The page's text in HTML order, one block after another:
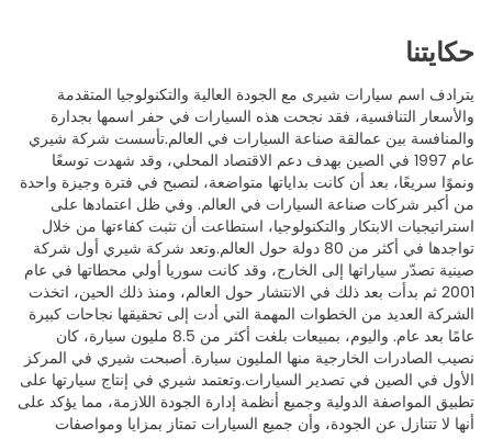
حكايتنا
يترادف اسم سيارات شيرى مع الجودة العالية والتكنولوجيا المتقدمة
والأسعار التنافسية، فقد نجحت هذه السيارات في حفر اسمها بجدارة
والمنافسة بين عمالقة صناعة السيارات في العالم.تأسست شركة شيري
عام 1997 في الصين بهدف دعم الاقتصاد المحلي، وقد شهدت توسعًا
ونموًا سريعًا، بعد أن كانت بداياتها متواضعة، لتصبح في فترة وجيزة واحدة
من أكبر شركات صناعة السيارات في العالم. وفي ظل اعتمادها على
استراتيجيات الابتكار والتكنولوجيا، استطاعت أن تثبت كفاءتها من خلال
تواجدها في أكثر من 80 دولة حول العالم.وتعد شركة شيري أول شركة
صينية تصدّر سياراتها إلى الخارج، وقد كانت سوريا أولي محطاتها في عام
2001 ثم بدأت بعد ذلك في الانتشار حول العالم، ومنذ ذلك الحين، اتخذت
الشركة العديد من الخطوات المهمة التي أدت إلى تحقيقها نجاحات كبيرة
عامًا بعد عام. واليوم، بمبيعات بلغت أكثر من 8.5 مليون سيارة، كان
نصيب الصادرات الخارجية منها المليون سيارة. أصبحت شيري في المركز
الأول في الصين في تصدير السيارات.وتعتمد شيري في إنتاج سيارتها على
تطبيق المواصفة الدولية وجميع أنظمة إدارة الجودة اللازمة، مما يؤكد على
أنها لا تتنازل عن الجودة، وأن جميع السيارات تمتاز بمزايا ومواصفات